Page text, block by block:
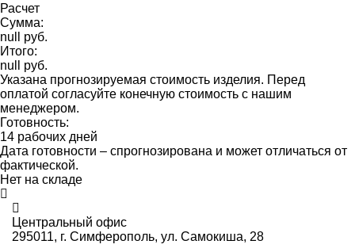
Расчет
Сумма:
null руб.
Итого:
null руб.
Указана прогнозируемая стоимость изделия. Перед
оплатой согласуйте конечную стоимость с нашим
менеджером.
Готовность:
14 рабочих дней
Дата готовности – спрогнозирована и может отличаться от
фактической.
Нет на складе
Центральный офис
295011, г. Симферополь, ул. Самокиша, 28